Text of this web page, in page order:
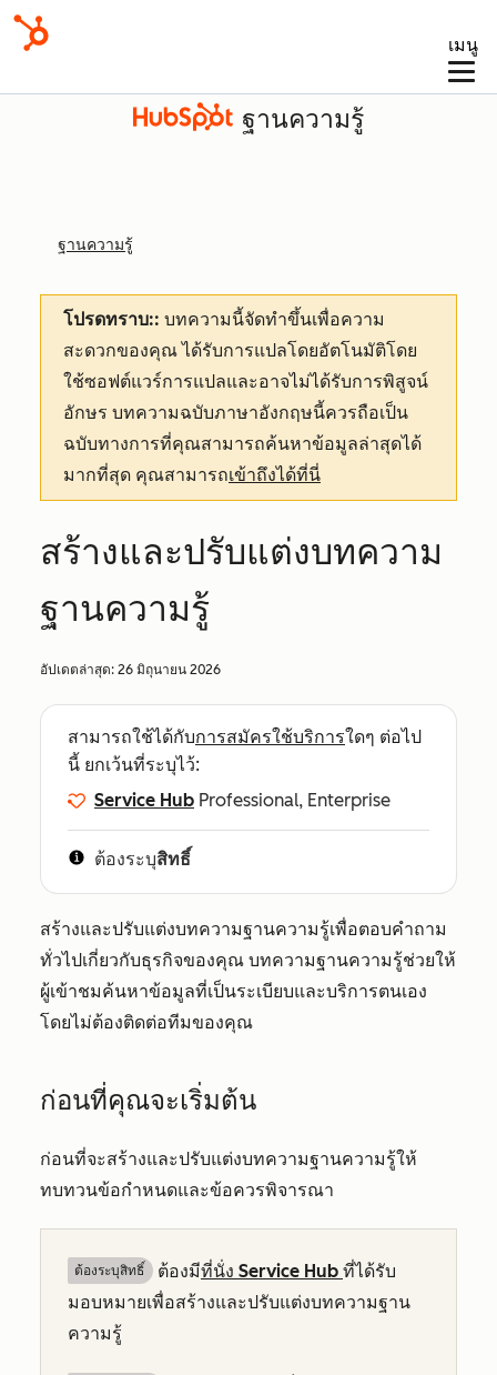
เมนู
ฐานความรู้
ฐานความรู้
โปรดทราบ:: บทความนี้จัดทำขึ้นเพื่อความ
สะดวกของคุณได้รับการแปลโดยอัตโนมัติโดย
ใช้ซอฟต์แวร์การแปลและอาจไม่ได้รับการพิสูจน์
อักษร บทความฉบับภาษาอังกฤษนี้ควรถือเป็น
ฉบับทางการที่คุณสามารถค้นหาข้อมูลล่าสุดได้
มากที่สุด คุณสามารถเข้าถึงได้ที่นี่
สร้างและปรับแต่งบทความ
ฐานความรู้
อัปเดตล่าสุด: 26 มิถุนายน 2026
สามารถใช้ได้กับการสมัครใช้บริการใดๆ ต่อไป
นี้ ยกเว้นที่ระบุไว้:
Service Hub Professional, Enterprise
ต้องระบุสิทธิ์
สร้างและปรับแต่งบทความฐานความรู้เพื่อตอบคำถาม
ทั่วไปเกี่ยวกับธุรกิจของคุณ บทความฐานความรู้ช่วยให้
ผู้เข้าชมค้นหาข้อมูลที่เป็นระเบียบและบริการตนเอง
โดยไม่ต้องติดต่อทีมของคุณ
ก่อนที่คุณจะเริ่มต้น
ก่อนที่จะสร้างและปรับแต่งบทความฐานความรู้ให้
ทบทวนข้อกำหนดและข้อควรพิจารณา
ต้องระบุสิทธิ์ ต้องมีที่นั่ง Service Hub ที่ได้รับ
มอบหมายเพื่อสร้างและปรับแต่งบทความฐาน
ความรู้